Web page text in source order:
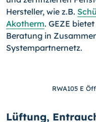
Hersteller, wie z.B.
Akotherm. GEZE
Beratung in
Systempartnernetz.
RWA105 E
Lüftung,